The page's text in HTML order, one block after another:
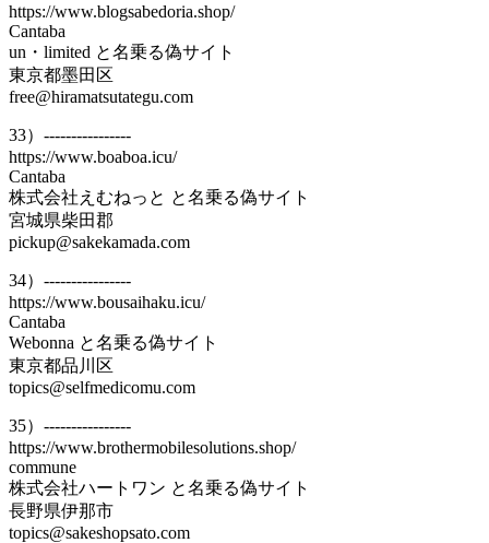
https://www.blogsabedoria.shop/
Cantaba
un・limited と名乗る偽サイト
東京都墨田区
free@hiramatsutategu.com
33）----------------
https://www.boaboa.icu/
Cantaba
株式会社えむねっと と名乗る偽サイト
宮城県柴田郡
pickup@sakekamada.com
34）----------------
https://www.bousaihaku.icu/
Cantaba
Webonna と名乗る偽サイト
東京都品川区
topics@selfmedicomu.com
35）----------------
https://www.brothermobilesolutions.shop/
commune
株式会社ハートワン と名乗る偽サイト
長野県伊那市
topics@sakeshopsato.com